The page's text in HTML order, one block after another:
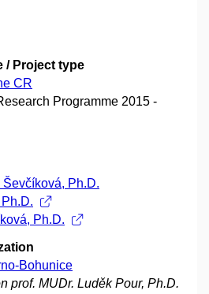
/ Project type
CR
Programme 2015 -
Ph.D.
Ph.D.
Bohunice
prof. MUDr. Luděk Pour, Ph.D.